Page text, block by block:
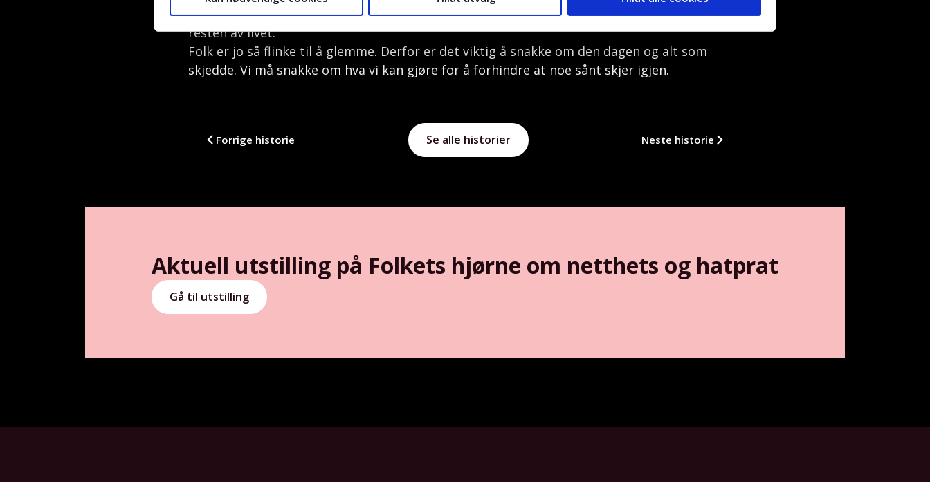
Men han er helt klar på at han aldri kommer til å komme over det. At det vil sitte i ham
resten av livet.
Folk er jo så flinke til å glemme. Derfor er det viktig å snakke om den dagen og alt som
skjedde. Vi må snakke om hva vi kan gjøre for å forhindre at noe sånt skjer igjen.
Forrige historie Se alle historier Neste historie
Aktuell utstilling på Folkets hjørne om netthets og hatprat
Gå til utstilling